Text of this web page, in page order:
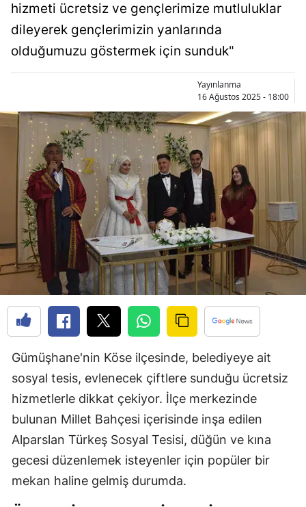
Bitlis
Bolu
Burdur
Bursa
Çanakkale
Çankırı
Çorum
Denizli
Diyarbakır
Edirne
Elazığ
Erzincan
Erzurum
Eskişehir
Gaziantep
Giresun
Hakkari
hizmeti ücretsiz ve gençlerimize mutluluklar
dileyerek gençlerimizin yanlarında
olduğumuzu göstermek için sunduk"
Yayınlanma
16 Ağustos 2025 - 18:00
Gümüşhane'nin Köse ilçesinde, belediyeye ait
sosyal tesis, evlenecek çiftlere sunduğu ücretsiz
hizmetlerle dikkat çekiyor. İlçe merkezinde
bulunan Millet Bahçesi içerisinde inşa edilen
Alparslan Türkeş Sosyal Tesisi, düğün ve kına
gecesi düzenlemek isteyenler için popüler bir
mekan haline gelmiş durumda.